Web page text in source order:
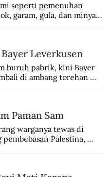
seperti pemenuhan
garam, gula, dan minyak
Leverkusen
buruh pabrik, kini Bayer
di ambang torehan
Paman Sam
warganya tewas di
Palestina,